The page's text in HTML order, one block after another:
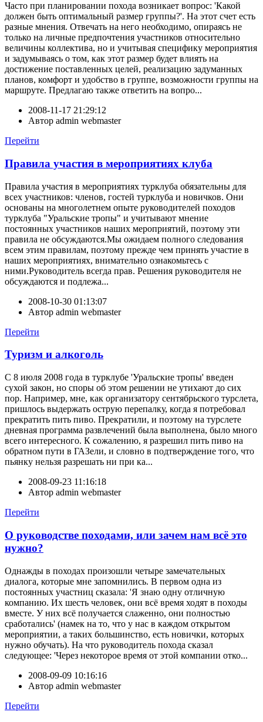
Часто при планировании похода возникает вопрос: 'Какой
должен быть оптимальный размер группы?'. На этот счет есть
разные мнения. Отвечать на него необходимо, опираясь не
только на личные предпочтения участников относительно
величины коллектива, но и учитывая специфику мероприятия
и задумываясь о том, как этот размер будет влиять на
достижение поставленных целей, реализацию задуманных
планов, комфорт и удобство в группе, возможности группы на
маршруте. Предлагаю также ответить на вопро...
2008-11-17 21:29:12
Автор admin webmaster
Перейти
Правила участия в мероприятиях клуба
Правила участия в мероприятиях турклуба обязательны для
всех участников: членов, гостей турклуба и новичков. Они
основаны на многолетнем опыте руководителей походов
турклуба "Уральские тропы" и учитывают мнение
постоянных участников наших мероприятий, поэтому эти
правила не обсуждаются.Мы ожидаем полного следования
всем этим правилам, поэтому прежде чем принять участие в
наших мероприятиях, внимательно ознакомьтесь с
ними.Руководитель всегда прав. Решения руководителя не
обсуждаются и подлежа...
2008-10-30 01:13:07
Автор admin webmaster
Перейти
Туризм и алкоголь
С 8 июля 2008 года в турклубе 'Уральские тропы' введен
сухой закон, но споры об этом решении не утихают до сих
пор. Например, мне, как организатору сентябрьского турслета,
пришлось выдержать острую перепалку, когда я потребовал
прекратить пить пиво. Прекратили, и поэтому на турслете
дневная программа развлечений была выполнена, было много
всего интересного. К сожалению, я разрешил пить пиво на
обратном пути в ГАЗели, и словно в подтверждение того, что
пьянку нельзя разрешать ни при ка...
2008-09-23 11:16:18
Автор admin webmaster
Перейти
О руководстве походами, или зачем нам всё это
нужно?
Однажды в походах произошли четыре замечательных
диалога, которые мне запомнились. В первом одна из
постоянных участниц сказала: 'Я знаю одну отличную
компанию. Их шесть человек, они всё время ходят в походы
вместе. У них всё получается слаженно, они полностью
сработались' (намек на то, что у нас в каждом открытом
мероприятии, а таких большинство, есть новички, которых
нужно обучать). На что руководитель похода сказал
следующее: 'Через некоторое время от этой компании отко...
2008-09-09 10:16:16
Автор admin webmaster
Перейти